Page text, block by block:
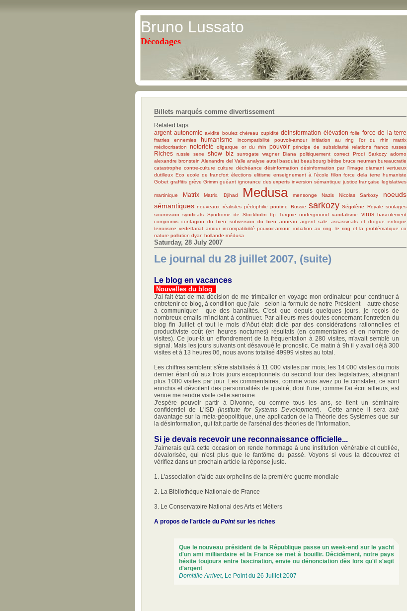
Bruno Lussato
Décodages
Billets marqués comme divertissement
Related tags
argent autonomie avidité boulez chéreau cupidité déinsformation élévation folie force de la terre
fratries ennemies humanisme incompatibilité pouvoir-amour initiation au ring l'or du rhin
matrix
médiocrisation
notoriété oligarque or du rhin pouvoir principe de subsidiarité relations franco russes
Riches russie sexe show biz surrogate wagner Diana politiquement correct Prodi Sarkozy
adorno
alexandre bronstein Alexandre del Valle analyse autel basquiat beaubourg bêtise bruce neuman bureaucratie
catastrophe contre-culture culture déchéance désinformation désinformation par l'image diamant vertueux
dutilleux Eco ecole de francfort élections elitisme enseignement à l'école fillon force dela terre humaniste
Gobet graffitis grève Grimm guéant ignorance des experts inversion sémantique justice française legislatives
martinique Matrix Matrix. Djihad Medusa mensonge Nazis Nicolas Sarkozy
noeuds
sémantiques nouveaux réalistes pédophilie poutine Russie sarkozy Ségolène Royale soulages
soumission
syndicats Syndrome de Stockholm tfp Turquie underground vandalisme virus basculement
compromis contagion du bien subversion du bien anneau argent sale assassinats et drogue
entropie
terrorisme vedettariat amour incompatibilité pouvoir-amour. initiation au ring. le ring et la problématique co
nature pollution dyan hollande médusa
Saturday, 28 July 2007
Le journal du 28 juillet 2007, (suite)
Le blog en vacances
Nouvelles du blog
J'ai fait état de ma décision de me trimballer en voyage mon ordinateur pour continuer à
entretenir ce blog, à condition que j'aie - selon la formule de notre Président - autre chose
à communiquer que des banalités. C'est que depuis quelques jours, je reçois de
nombreux emails m'incitant à continuer. Par ailleurs mes doutes concernant l'entretien du
blog fin Juillet et tout le mois d'Aôut était dicté par des considérations rationnelles et
productiviste coût (en heures nocturnes) résultats (en commentaires et en nombre de
visites). Ce jour-là un effondrement de la fréquentation à 280 visites, m'avait semblé un
signal. Mais les jours suivants ont désavoué le pronostic. Ce matin à 9h il y avait déjà 300
visites et à 13 heures 06, nous avons totalisé 49999 visites au total.
Les chiffres semblent s'être stabilisés à 11 000 visites par mois, les 14 000 visites du mois
dernier étant dû aux trois jours exceptionnels du second tour des legislatives, atteignant
plus 1000 visites par jour. Les commentaires, comme vous avez pu le constater, ce sont
enrichis et dévoilent des personnalités de qualité, dont l'une, comme l'ai écrit ailleurs, est
venue me rendre visite cette semaine.
J'espère pouvoir partir à Divonne, ou comme tous les ans, se tient un séminaire
confidentiel de L'ISD (Institute for Systems Development). Cette année il sera axé
davantage sur la méta-géopolitique, une application de la Théorie des Systèmes que sur
la désinformation, qui fait partie de l'arsénal des théories de l'information.
Si je devais recevoir une reconnaissance officielle...
J'aimerais qu'à cette occasion on rende hommage à une institution vénérable et oubliée,
dévalorisée, qui n'est plus que le fantôme du passé. Voyons si vous la découvrez et
vérifiez dans un prochain article la réponse juste.
1. L'association d'aide aux orphelins de la première guerre mondiale
2. La Bibliothèque Nationale de France
3. Le Conservatoire National des Arts et Métiers
A propos de l'article du Pointsur les riches
Que le nouveau président de la République passe un week-end sur le yacht
d'un ami milliardaire et la France se met à bouillir. Décidément, notre pays
hésite toujours entre fascination, envie ou dénonciation dès lors qu'il s'agit
d'argent
Domitille Arrivet, Le Point du 26 Juillet 2007